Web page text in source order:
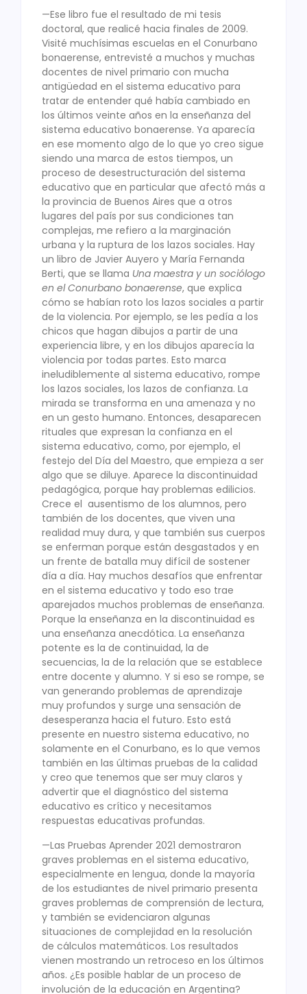
—Ese libro fue el resultado de mi tesis
doctoral, que realicé hacia finales de 2009.
Visité muchísimas escuelas en el Conurbano
bonaerense, entrevisté a muchos y muchas
docentes de nivel primario con mucha
antigüedad en el sistema educativo para
tratar de entender qué había cambiado en
los últimos veinte años en la enseñanza del
sistema educativo bonaerense. Ya aparecía
en ese momento algo de lo que yo creo sigue
siendo una marca de estos tiempos, un
proceso de desestructuración del sistema
educativo que en particular que afectó más a
la provincia de Buenos Aires que a otros
lugares del país por sus condiciones tan
complejas, me refiero a la marginación
urbana y la ruptura de los lazos sociales. Hay
un libro de Javier Auyero y María Fernanda
Berti, que se llama Una maestra y un sociólogo
en el Conurbano bonaerense, que explica
cómo se habían roto los lazos sociales a partir
de la violencia. Por ejemplo, se les pedía a los
chicos que hagan dibujos a partir de una
experiencia libre, y en los dibujos aparecía la
violencia por todas partes. Esto marca
ineludiblemente al sistema educativo, rompe
los lazos sociales, los lazos de confianza. La
mirada se transforma en una amenaza y no
en un gesto humano. Entonces, desaparecen
rituales que expresan la confianza en el
sistema educativo, como, por ejemplo, el
festejo del Día del Maestro, que empieza a ser
algo que se diluye. Aparece la discontinuidad
pedagógica, porque hay problemas edilicios.
Crece el ausentismo de los alumnos, pero
también de los docentes, que viven una
realidad muy dura, y que también sus cuerpos
se enferman porque están desgastados y en
un frente de batalla muy difícil de sostener
día a día. Hay muchos desafíos que enfrentar
en el sistema educativo y todo eso trae
aparejados muchos problemas de enseñanza.
Porque la enseñanza en la discontinuidad es
una enseñanza anecdótica. La enseñanza
potente es la de continuidad, la de
secuencias, la de la relación que se establece
entre docente y alumno. Y si eso se rompe, se
van generando problemas de aprendizaje
muy profundos y surge una sensación de
desesperanza hacia el futuro. Esto está
presente en nuestro sistema educativo, no
solamente en el Conurbano, es lo que vemos
también en las últimas pruebas de la calidad
y creo que tenemos que ser muy claros y
advertir que el diagnóstico del sistema
educativo es crítico y necesitamos
respuestas educativas profundas.
—Las Pruebas Aprender 2021 demostraron
graves problemas en el sistema educativo,
especialmente en lengua, donde la mayoría
de los estudiantes de nivel primario presenta
graves problemas de comprensión de lectura,
y también se evidenciaron algunas
situaciones de complejidad en la resolución
de cálculos matemáticos. Los resultados
vienen mostrando un retroceso en los últimos
años. ¿Es posible hablar de un proceso de
involución de la educación en Argentina?